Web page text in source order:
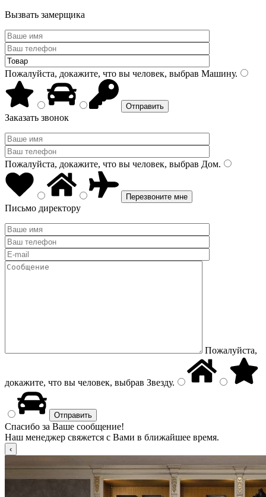
Вызвать замерщика
Пожалуйста, докажите, что вы человек, выбрав Машину.
Заказать звонок
Пожалуйста, докажите, что вы человек, выбрав Дом.
Письмо директору
Пожалуйста,
докажите, что вы человек, выбрав Звезду.
Спасибо за Ваше сообщение!
Наш менеджер свяжется с Вами в ближайшее время.